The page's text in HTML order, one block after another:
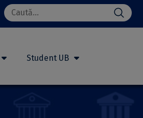
Search
for:
Student UB